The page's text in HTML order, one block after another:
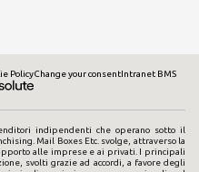
PolicyChange your consentIntranet BMS
indipendenti che operano sotto il
Mail Boxes Etc. svolge, attraverso la
alle imprese e ai privati. I principali
svolti grazie ad accordi, a favore degli